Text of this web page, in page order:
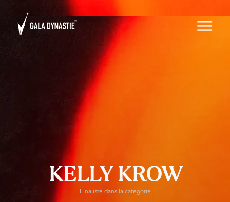
KELLY KROW
Finaliste dans la catégorie